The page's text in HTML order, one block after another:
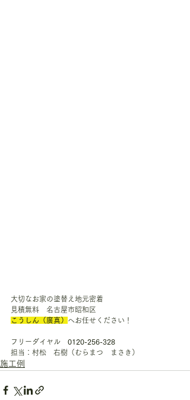
大切なお家の塗替え地元密着
見積無料　名古屋市昭和区
こうしん（廣真） へお任せください！
フリーダイヤル 0120-256-328
担当：村松　右樹（むらまつ　まさき）
施工例